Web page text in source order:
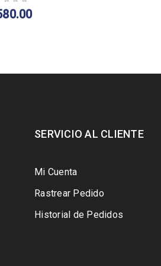
SERVICIO AL CLIENTE
Mi Cuenta
Rastrear Pedido
Historial de Pedidos